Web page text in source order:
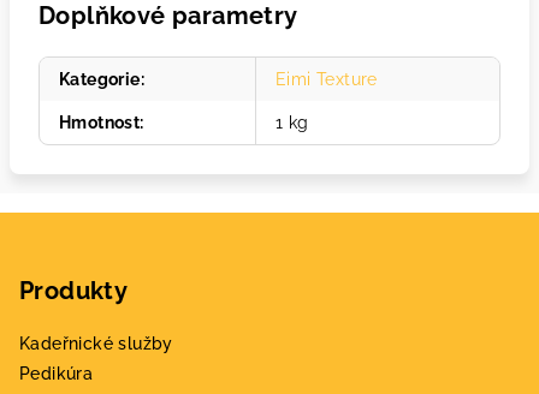
Doplňkové parametry
Kategorie: Eimi Texture
Hmotnost: 1 kg
Produkty
Kadeřnické služby
Pedikúra